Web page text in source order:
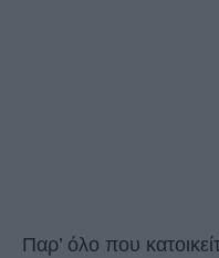
Παρ’ όλο που